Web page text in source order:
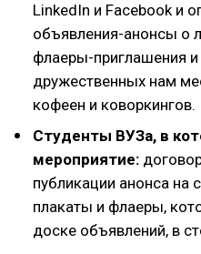
LinkedIn и Facebook и
объявления-анонсы о
флаеры-приглашения и
дружественных нам
кофеен и коворкингов.
Студенты ВУЗа, в
мероприятие:
публикации анонса на
плакаты и флаеры,
доске объявлений, в